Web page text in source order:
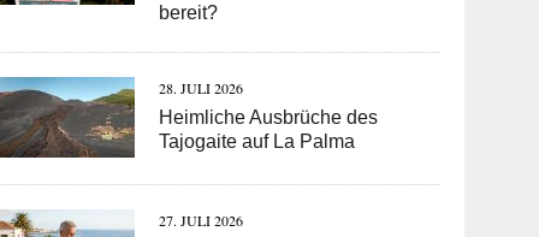
bereit?
28. JULI 2026
Heimliche Ausbrüche des
Tajogaite auf La Palma
27. JULI 2026